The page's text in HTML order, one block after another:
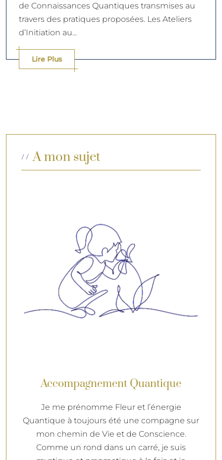
de Connaissances Quantiques transmises au
travers des pratiques proposées. Les Ateliers
d’Initiation au...
Lire Plus
A mon sujet
Accompagnement Quantique
Je me prénomme Fleur et l’énergie
Quantique à toujours été une compagne sur
mon chemin de Vie et de Conscience.
Comme un rond dans un carré, je suis